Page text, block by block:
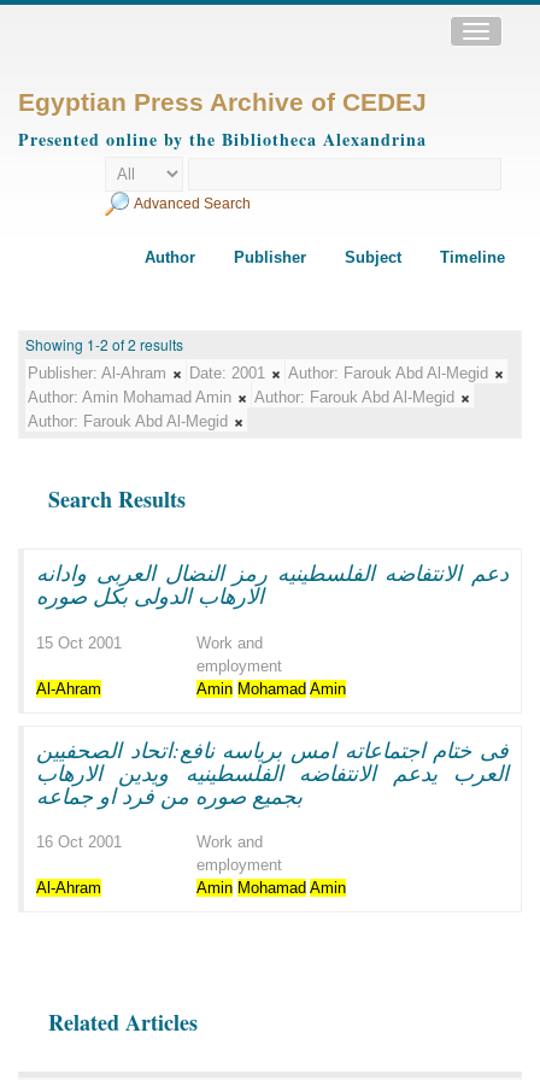
Toggle
Egyptian Press Archive of CEDEJ
Presented online by the Bibliotheca Alexandrina
Advanced Search
Author Publisher Subject Timeline
Showing 1-2 of 2 results
Publisher: Al-Ahram Date: 2001 Author: Farouk Abd Al-Megid
Author: Amin Mohamad Amin Author: Farouk Abd Al-Megid
Author: Farouk Abd Al-Megid
Search Results
دعم الانتفاضه الفلسطينيه رمز النضال العربى وادانه
الارهاب الدولى بكل صوره
15 Oct 2001
Work and
employment
Al-Ahram
Amin Mohamad Amin
فى ختام اجتماعاته امس برياسه نافع:اتحاد الصحفيين
العرب يدعم الانتفاضه الفلسطينيه ويدين الارهاب
بجميع صوره من فرد او جماعه
16 Oct 2001
Work and
employment
Al-Ahram
Amin Mohamad Amin
Related Articles